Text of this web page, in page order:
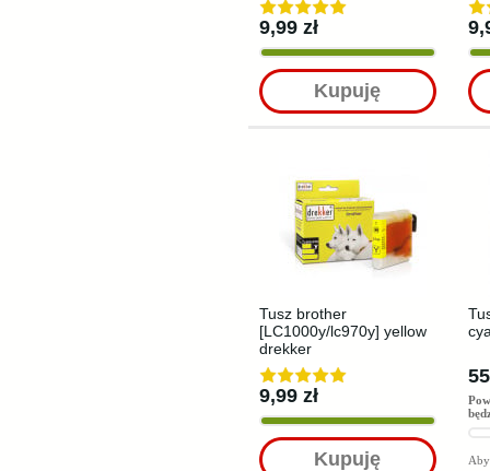
9,99 zł
Kupuję
Tusz brother
[LC1000y/lc970y] yellow
drekker
9,99 zł
Kupuję